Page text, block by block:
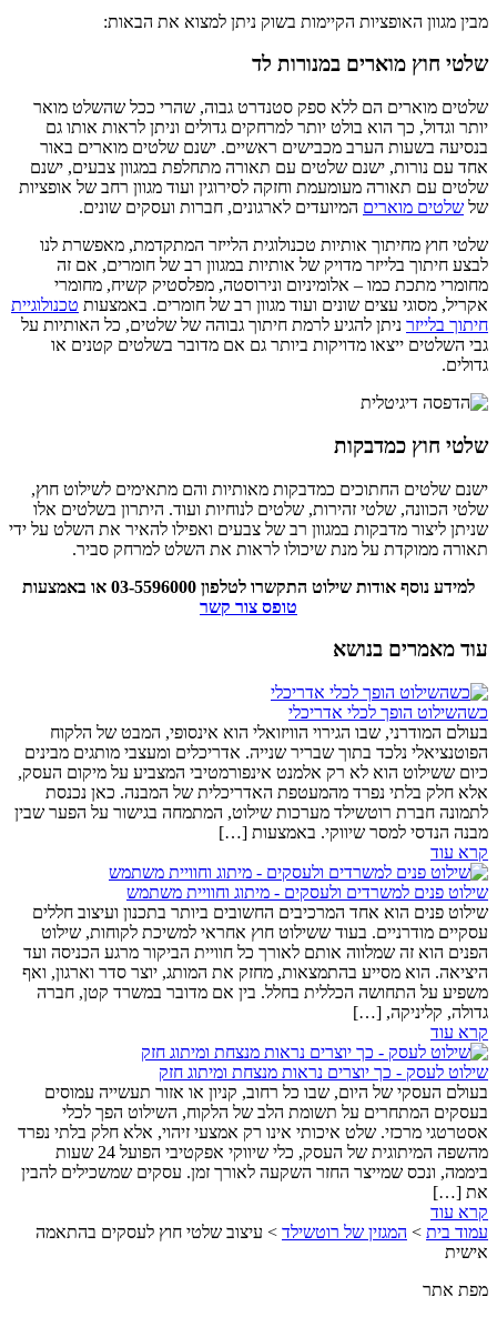
מבין מגוון האופציות הקיימות בשוק ניתן למצוא את הבאות:
שלטי חוץ מוארים במנורות לד
שלטים מוארים הם ללא ספק סטנדרט גבוה, שהרי ככל שהשלט מואר
יותר וגדול, כך הוא בולט יותר למרחקים גדולים וניתן לראות אותו גם
בנסיעה בשעות הערב מכבישים ראשיים. ישנם שלטים מוארים באור
אחד עם נורות, ישנם שלטים עם תאורה מתחלפת במגוון צבעים, ישנם
שלטים עם תאורה מעומעמת וחזקה לסירוגין ועוד מגוון רחב של אופציות
של שלטים מוארים המיועדים לארגונים, חברות ועסקים שונים.
שלטי חוץ מחיתוך אותיות טכנולוגית הלייזר המתקדמת, מאפשרת לנו
לבצע חיתוך בלייזר מדויק של אותיות במגוון רב של חומרים, אם זה
מחומרי מתכת כמו – אלומיניום ונירוסטה, מפלסטיק קשיח, מחומרי
אקריל, מסוגי עצים שונים ועוד מגוון רב של חומרים. באמצעות טכנולוגיית
חיתוך בלייזר ניתן להגיע לרמת חיתוך גבוהה של שלטים, כל האותיות על
גבי השלטים ייצאו מדויקות ביותר גם אם מדובר בשלטים קטנים או
גדולים.
שלטי חוץ כמדבקות
ישנם שלטים החתוכים כמדבקות מאותיות והם מתאימים לשילוט חוץ,
שלטי הכוונה, שלטי זהירות, שלטים לנוחיות ועוד. היתרון בשלטים אלו
שניתן ליצור מדבקות במגוון רב של צבעים ואפילו להאיר את השלט על ידי
תאורה ממוקדת על מנת שיכולו לראות את השלט למרחק סביר.
למידע נוסף אודות שילוט התקשרו לטלפון 03-5596000 או באמצעות
טופס צור קשר
עוד מאמרים בנושא
כשהשילוט הופך לכלי אדריכלי
בעולם המודרני, שבו הגירוי הוויזואלי הוא אינסופי, המבט של הלקוח
הפוטנציאלי נלכד בתוך שבריר שנייה. אדריכלים ומעצבי מותגים מבינים
כיום ששילוט הוא לא רק אלמנט אינפורמטיבי המצביע על מיקום העסק,
אלא חלק בלתי נפרד מהמעטפת האדריכלית של המבנה. כאן נכנסת
לתמונה חברת רוטשילד מערכות שילוט, המתמחה בגישור על הפער שבין
מבנה הנדסי למסר שיווקי. באמצעות […]
קרא עוד
שילוט פנים למשרדים ולעסקים - מיתוג וחוויית משתמש
שילוט פנים הוא אחד המרכיבים החשובים ביותר בתכנון ועיצוב חללים
עסקיים מודרניים. בעוד ששילוט חוץ אחראי למשיכת לקוחות, שילוט
הפנים הוא זה שמלווה אותם לאורך כל חוויית הביקור מרגע הכניסה ועד
היציאה. הוא מסייע בהתמצאות, מחזק את המותג, יוצר סדר וארגון, ואף
משפיע על התחושה הכללית בחלל. בין אם מדובר במשרד קטן, חברה
גדולה, קליניקה, […]
קרא עוד
שילוט לעסק - כך יוצרים נראות מנצחת ומיתוג חזק
בעולם העסקי של היום, שבו כל רחוב, קניון או אזור תעשייה עמוסים
בעסקים המתחרים על תשומת הלב של הלקוח, השילוט הפך לכלי
אסטרטגי מרכזי. שלט איכותי אינו רק אמצעי זיהוי, אלא חלק בלתי נפרד
מהשפה המיתוגית של העסק, כלי שיווקי אפקטיבי הפועל 24 שעות
ביממה, ונכס שמייצר החזר השקעה לאורך זמן. עסקים שמשכילים להבין
את […]
קרא עוד
עמוד בית > המגזין של רוטשילד > עיצוב שלטי חוץ לעסקים בהתאמה
אישית
מפת אתר